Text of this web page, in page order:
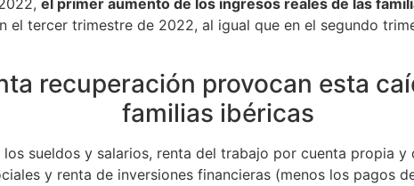
el tercer trimestre de 2022, al igual que en el segundo
recuperación provocan esta
familias ibéricas
sueldos y salarios, renta del trabajo por cuenta propia
y renta de inversiones financieras (menos los pagos